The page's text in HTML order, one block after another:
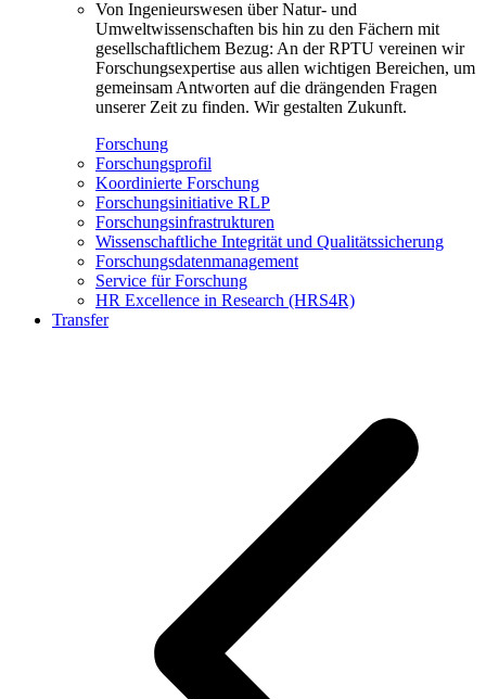
Von Ingenieurswesen über Natur- und
Umweltwissenschaften bis hin zu den Fächern mit
gesellschaftlichem Bezug: An der RPTU vereinen wir
Forschungsexpertise aus allen wichtigen Bereichen, um
gemeinsam Antworten auf die drängenden Fragen
unserer Zeit zu finden. Wir gestalten Zukunft.
Forschung
Forschungsprofil
Koordinierte Forschung
Forschungsinitiative RLP
Forschungsinfrastrukturen
Wissenschaftliche Integrität und Qualitätssicherung
Forschungsdatenmanagement
Service für Forschung
HR Excellence in Research (HRS4R)
Transfer